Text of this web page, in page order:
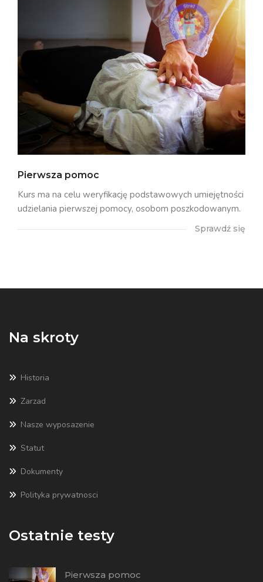
Pierwsza pomoc
Kurs ma na celu weryfikację podstawowych umiejętności
udzielania pierwszej pomocy, osobom poszkodowanym.
Sprawdź się
Na skroty
Historia
Zarzad
Nasze wyposazenie
Statut
Dokumenty
Polityka prywatnosci
Ostatnie testy
Pierwsza pomoc